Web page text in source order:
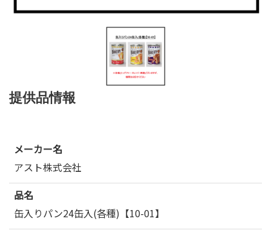
提供品情報
メーカー名
アスト株式会社
品名
缶入りパン24缶入(各種)【10-01】